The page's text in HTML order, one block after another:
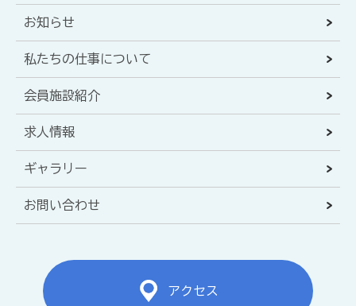
お知らせ
私たちの仕事について
会員施設紹介
求人情報
ギャラリー
お問い合わせ
アクセス